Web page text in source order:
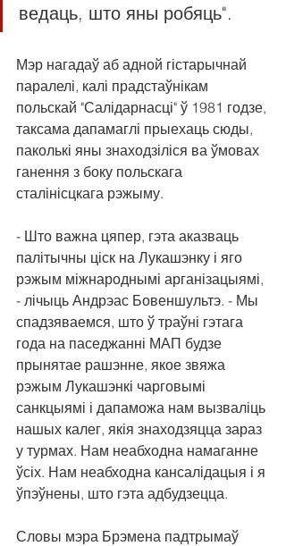
ведаць, што яны робяць".
Мэр нагадаў аб адной гістарычнай
паралелі, калі прадстаўнікам
польскай "Салідарнасці" ў 1981 годзе,
таксама дапамаглі прыехаць сюды,
паколькі яны знаходзіліся ва ўмовах
ганення з боку польскага
сталінісцкага рэжыму.
- Што важна цяпер, гэта аказваць
палітычны ціск на Лукашэнку і яго
рэжым міжнароднымі арганізацыямі,
- лічыць Андрэас Бовеншультэ. - Мы
спадзяваемся, што ў траўні гэтага
года на паседжанні МАП будзе
прынятае рашэнне, якое звяжа
рэжым Лукашэнкі чарговымі
санкцыямі і дапаможа нам вызваліць
нашых калег, якія знаходзяцца зараз
у турмах. Нам неабходна намаганне
ўсіх. Нам неабходна кансалідацыя і я
ўпэўнены, што гэта адбудзецца.
Словы мэра Брэмена падтрымаў